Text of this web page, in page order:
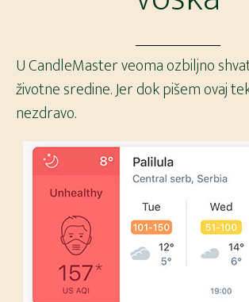
U CandleMaster veoma ozbiljno
životne sredine. Jer dok pišem ovaj
nezdravo.